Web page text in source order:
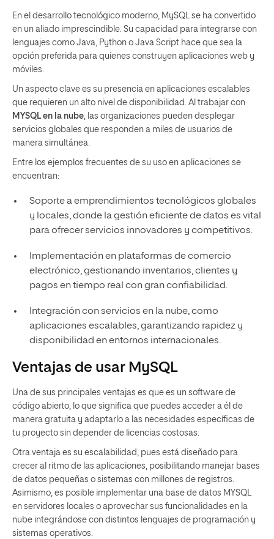
En el desarrollo tecnológico moderno, MySQL se ha convertido
en un aliado imprescindible. Su capacidad para integrarse con
lenguajes como Java, Python o Java Script hace que sea la
opción preferida para quienes construyen aplicaciones web y
móviles.
Un aspecto clave es su presencia en aplicaciones escalables
que requieren un alto nivel de disponibilidad. Al trabajar con
MYSQL en la nube, las organizaciones pueden desplegar
servicios globales que responden a miles de usuarios de
manera simultánea.
Entre los ejemplos frecuentes de su uso en aplicaciones se
encuentran:
Soporte a emprendimientos tecnológicos globales
y locales, donde la gestión eficiente de datos es vital
para ofrecer servicios innovadores y competitivos.
Implementación en plataformas de comercio
electrónico, gestionando inventarios, clientes y
pagos en tiempo real con gran confiabilidad.
Integración con servicios en la nube, como
aplicaciones escalables, garantizando rapidez y
disponibilidad en entornos internacionales.
Ventajas de usar MySQL
Una de sus principales ventajas es que es un software de
código abierto, lo que significa que puedes acceder a él de
manera gratuita y adaptarlo a las necesidades específicas de
tu proyecto sin depender de licencias costosas.
Otra ventaja es su escalabilidad, pues está diseñado para
crecer al ritmo de las aplicaciones, posibilitando manejar bases
de datos pequeñas o sistemas con millones de registros.
Asimismo, es posible implementar una base de datos MYSQL
en servidores locales o aprovechar sus funcionalidades en la
nube integrándose con distintos lenguajes de programación y
sistemas operativos.